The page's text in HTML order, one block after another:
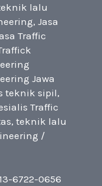
lalu
, Jasa
Traffic
Jawa
teknik sipil,
Traffic
, teknik lalu
/
6722-0656